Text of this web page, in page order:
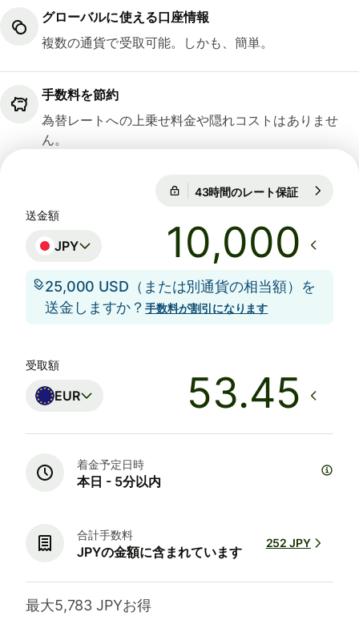
グローバルに使える口座情報
複数の通貨で受取可能。しかも、簡単。
手数料を節約
為替レートへの上乗せ料金や隠れコストはありませ
ん。
43時間のレート保証
送金額
JPY
25,000 USD（または別通貨の相当額）を
送金しますか？手数料が割引になります
受取額
EUR
着金予定日時
本日 - 5分以内
合計手数料
JPYの金額に含まれています
252 JPY
最大5,783 JPYお得